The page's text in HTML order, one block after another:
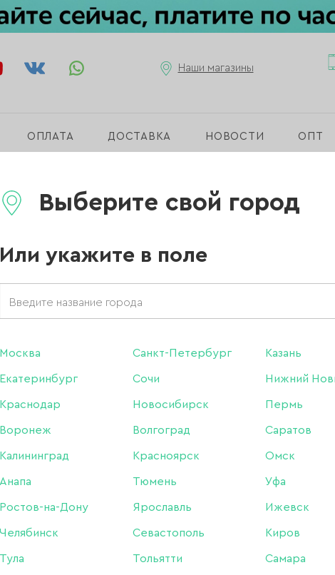
Выберите свой город
Или укажите в поле
Москва Санкт-Петербург Казань
Екатеринбург Сочи Нижний
Краснодар Новосибирск Пермь
Воронеж Волгоград Саратов
Калининград Красноярск Омск
Анапа Тюмень Уфа
Ростов-на-Дону Ярославль Ижевск
Челябинск Севастополь Киров
Тула Тольятти Самара
Наши магазины
ОПЛАТА ДОСТАВКА НОВОСТИ ОПТ
И НАЛЁТ ДЛЯ РАЗБАВЛЕНИЯ ЛАКА / ГЕЛЬ-ЛАКА
МАГНИТЫ ДЛЯ ГЕЛЬ-ЛАКОВ КОШАЧИЙ ГЛАЗ ОЧКИ,
ПОКАЗАТЬ ВСЕ РАЗДЕЛЫ